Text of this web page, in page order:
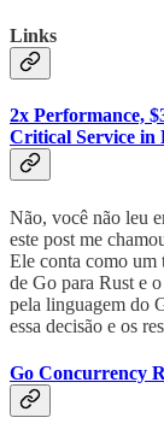
Links
2x Performance,
Critical Service in
Não, você não leu
este post me
Ele conta como um
de Go para Rust e
pela linguagem do
essa decisão e os
Go Concurrency